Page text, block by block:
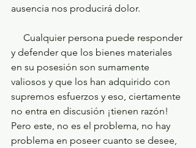
ausencia nos producirá dolor.
y defender que los bienes materiales
en su posesión son sumamente
valiosos y que los han adquirido con
supremos esfuerzos y eso, ciertamente
no entra en discusión ¡tienen razón!
Pero este, no es el problema, no hay
problema en poseer cuanto se desee,